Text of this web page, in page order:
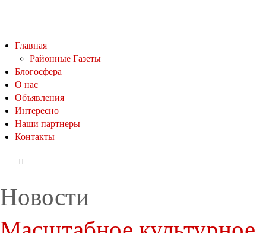
Главная
Районные Газеты
Блогосфера
О нас
Объявления
Интересно
Наши партнеры
Контакты
Новости